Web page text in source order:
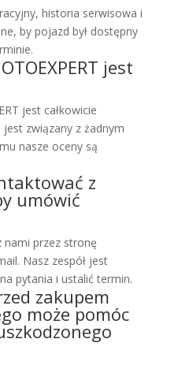
historia serwisowa i
by pojazd był dostępny
jest
jest całkowicie
jest związany z żadnym
nasze oceny są
z
umówić
przez stronę
Nasz zespół jest
pytania i ustalić termin.
zakupem
może pomóc